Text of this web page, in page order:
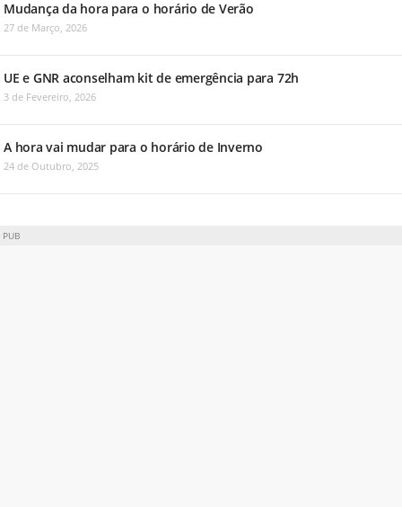
Mudança da hora para o horário de Verão
27 de Março, 2026
UE e GNR aconselham kit de emergência para 72h
3 de Fevereiro, 2026
A hora vai mudar para o horário de Inverno
24 de Outubro, 2025
PUB